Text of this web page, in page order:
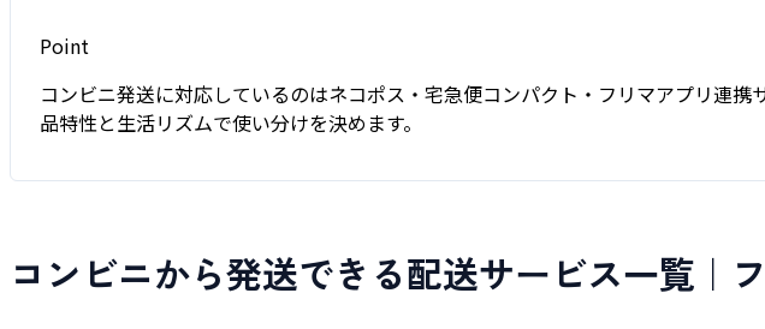
Point
コンビニ発送に対応しているのはネコポス・宅急便コンパクト・フリマアプリ連
品特性と生活リズムで使い分けを決めます。
コンビニから発送できる配送サービス一覧｜